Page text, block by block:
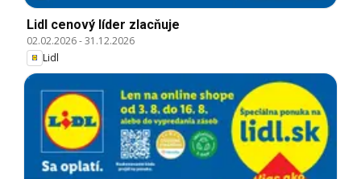
Lidl cenový líder zlacňuje
02.02.2026-31.12.2026
Lidl